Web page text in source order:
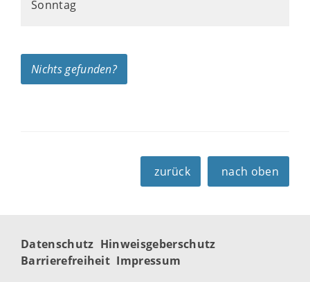
Sonntag
Nichts gefunden?
zurück nach oben
Datenschutz Hinweisgeberschutz
Barrierefreiheit Impressum